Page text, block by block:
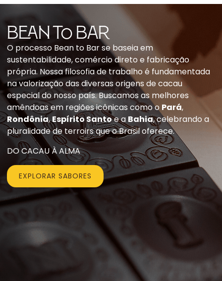
BEAN to Bar
O processo Bean to Bar se baseia em
sustentabilidade, comércio direto e fabricação
própria. Nossa filosofia de trabalho é fundamentada
na valorização das diversas origens de cacau
especial do nosso país. Buscamos as melhores
amêndoas em regiões icônicas como o Pará,
Rondônia,Espírito Santoe a Bahia, celebrando a
pluralidade de terroirs que o Brasil oferece.
DO CACAU À ALMA
EXPLORAR SABORES